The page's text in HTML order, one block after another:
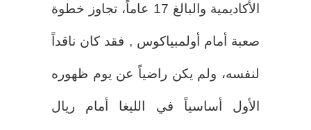
الأكاديمية والبالغ 17 عاماً، تجاوز خطوة
صعبة أمام أولمبياكوس , فقد كان ناقداً
لنفسه، ولم يكن راضياً عن يوم ظهوره
الأول أساسياً في الليغا أمام ريال